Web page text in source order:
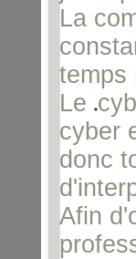
La
temps
Le
cyber
donc
Afin